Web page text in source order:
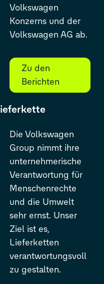
Volkswagen
Konzerns und der
Volkswagen AG ab.
Zu den
Berichten
Die Volkswagen
Group nimmt ihre
unternehmerische
Verantwortung für
Menschenrechte
und die Umwelt
sehr ernst. Unser
Ziel ist es,
Lieferketten
verantwortungsvoll
zu gestalten.